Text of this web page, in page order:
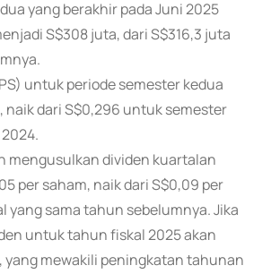
yang berakhir pada Juni 2025
S$308 juta, dari S$316,3 juta
untuk periode semester kedua
naik dari S$0,296 untuk semester
mengusulkan dividen kuartalan
per saham, naik dari S$0,09 per
yang sama tahun sebelumnya. Jika
untuk tahun fiskal 2025 akan
yang mewakili peningkatan tahunan